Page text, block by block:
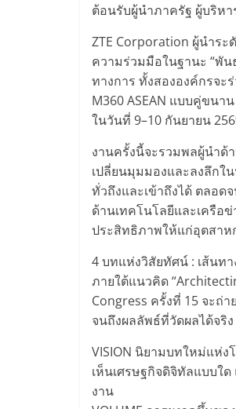
ต้อนรับผู้นำภาครัฐ ผู้บริห
ZTE Corporation ผู้นำร
ความร่วมมือในฐานะ “พัน
ทางการ ทั้งสององค์กรจะ
M360 ASEAN แบบคู่ขนา
ในวันที่ 9–10 กันยายน
งานครั้งนี้จะรวมพลผู้นำด้
เปลี่ยนมุมมองและลงลึกใ
ทั่วถึงและเข้าถึงได้ ตลอด
ด้านเทคโนโลยีและเครือ
ประสิทธิภาพให้แก่อุตสาห
4 บทแห่งวิสัยทัศน์ : เส้นท
ภายใต้แนวคิด
Congress ครั้งที่ 15 จะถ่
จนถึงผลลัพธ์ที่วัดผลได้จริง
VISION นิยามบทใหม่แห่
เห็นเศรษฐกิจดิจิทัลแบบใ
งาน